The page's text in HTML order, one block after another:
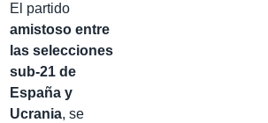
El partido
amistoso entre
las selecciones
sub-21 de
España y
Ucrania, se